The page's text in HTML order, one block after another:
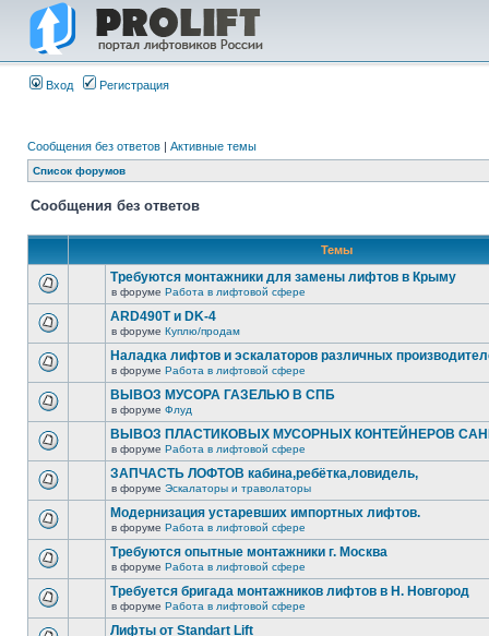
Вход Регистрация
Сообщения без ответов | Активные темы
Список форумов
Сообщения без ответов
Темы
Требуются монтажники для замены лифтов в Крыму
в форуме Работа в лифтовой сфере
ARD490T и DK-4
в форуме Куплю/продам
Наладка лифтов и эскалаторов различных
в форуме Работа в лифтовой сфере
ВЫВОЗ МУСОРА ГАЗЕЛЬЮ В СПБ
в форуме Флуд
ВЫВОЗ ПЛАСТИКОВЫХ МУСОРНЫХ КОНТЕЙНЕРОВ
в форуме Работа в лифтовой сфере
ЗАПЧАСТЬ ЛОФТОВ кабина,ребётка,ловидель,
в форуме Эскалаторы и траволаторы
Модернизация устаревших импортных лифтов.
в форуме Работа в лифтовой сфере
Требуются опытные монтажники г. Москва
в форуме Работа в лифтовой сфере
Требуется бригада монтажников лифтов в Н. Новгород
в форуме Работа в лифтовой сфере
Лифты от Standart Lift